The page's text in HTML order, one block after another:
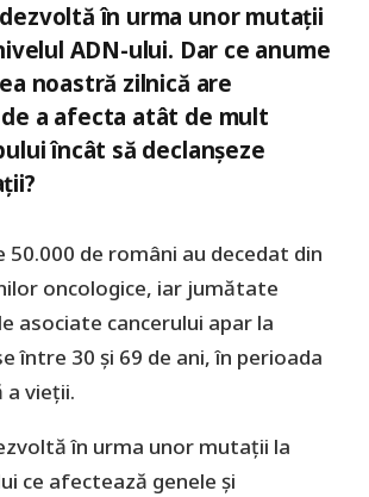
în urma unor mutații
ADN-ului. Dar ce anume
noastră zilnică are
a afecta atât de mult
încât să declanșeze
50.000 de români au decedat din
oncologice, iar jumătate
asociate cancerului apar la
între 30 și 69 de ani, în perioada
a vieții.
în urma unor mutații la
ce afectează genele și